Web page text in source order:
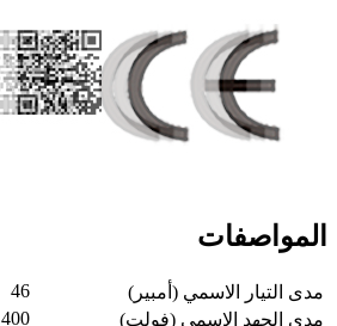
المواصفات
مدى التيار الاسمي (أمبير)
46
مدى الجهد الاسمي (فولت)
400